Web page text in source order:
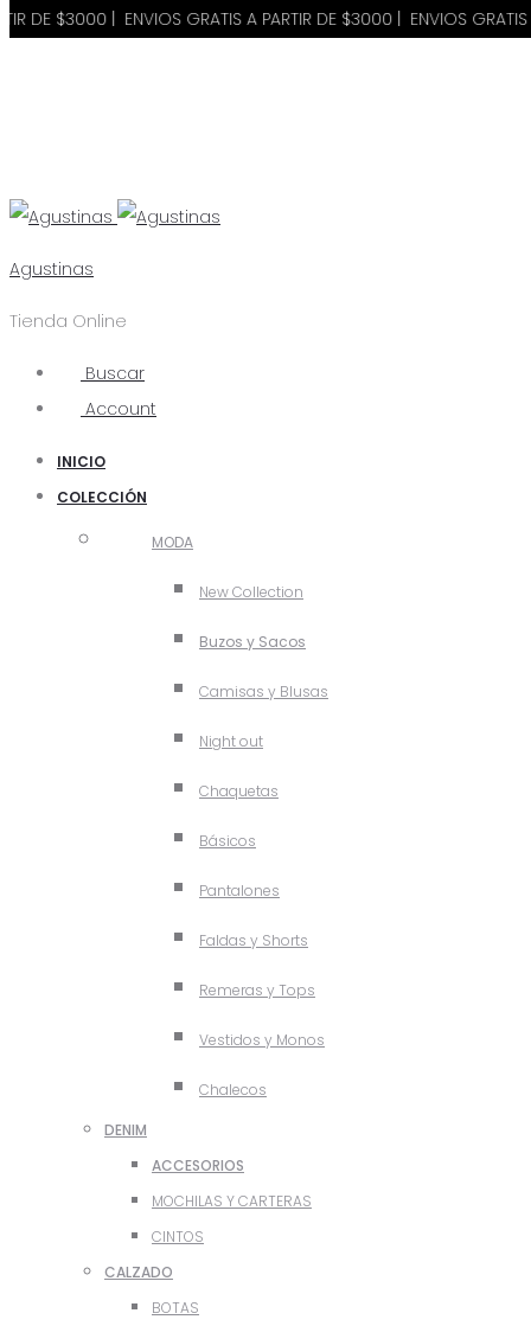
| ENVIOS GRATIS A PARTIR DE $3000 | ENVIOS GRATIS A
Agustinas
Tienda Online
Buscar
Account
INICIO
COLECCIÓN
MODA
New Collection
Buzos y Sacos
Camisas y Blusas
Night out
Chaquetas
Básicos
Pantalones
Faldas y Shorts
Remeras y Tops
Vestidos y Monos
Chalecos
DENIM
ACCESORIOS
MOCHILAS Y CARTERAS
CINTOS
CALZADO
BOTAS